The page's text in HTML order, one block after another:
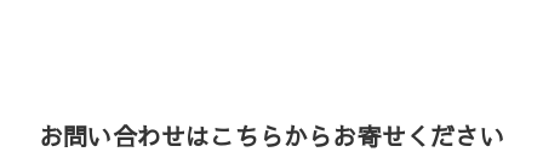
お問い合わせはこちらからお寄せください